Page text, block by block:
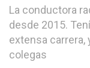
La conductora
desde 2015.
extensa carrera,
colegas